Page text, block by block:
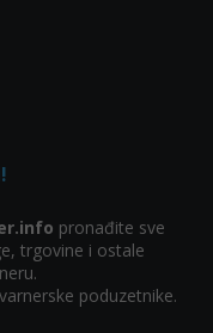
pronađite sve
trgovine i ostale
poduzetnike.